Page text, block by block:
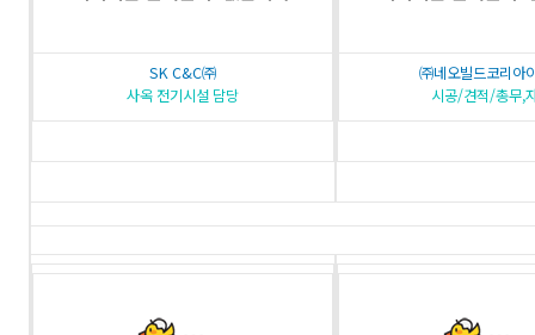
SK C&C㈜
사옥 전기시설 담당
㈜네오빌드코리아
시공/견적/총무,